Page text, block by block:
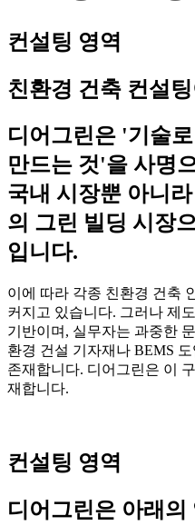
컨설팅 영역
친환경 건축 컨설
디어그린은 '기술
만드는 것'을 사명
국내 시장뿐 아니
의 그린 빌딩 시장
입니다.
이에 따라 각종 친환경 건축
커지고 있습니다. 그러나 제
기반이며, 실무자는 과중한
환경 건설 기자재나 BEMS
존재합니다. 디어그린은 이
재합니다.
컨설팅 영역
디어그린은 아래